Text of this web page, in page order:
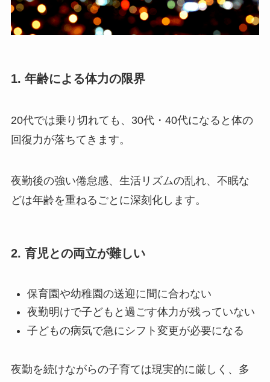
1. 年齢による体力の限界
20代では乗り切れても、30代・40代になると体の
回復力が落ちてきます。
夜勤後の強い倦怠感、生活リズムの乱れ、不眠な
どは年齢を重ねるごとに深刻化します。
2. 育児との両立が難しい
保育園や幼稚園の送迎に間に合わない
夜勤明けで子どもと過ごす体力が残っていない
子どもの病気で急にシフト変更が必要になる
夜勤を続けながらの子育ては現実的に厳しく、多